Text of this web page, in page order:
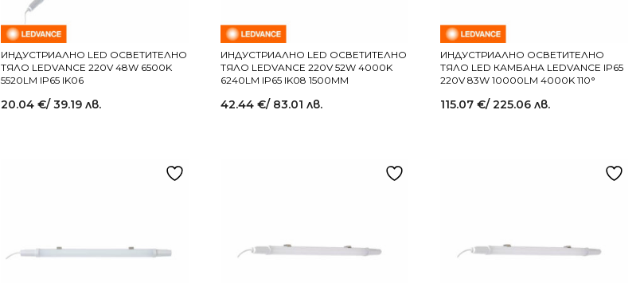
ИНДУСТРИАЛНО LED ОСВЕТИТЕЛНО
ТЯЛО LEDVANCE 220V 48W 6500K
5520LM IP65 IK06
20.04 €/ 39.19 лв.
ИНДУСТРИАЛНО LED ОСВЕТИТЕЛНО
ТЯЛО LEDVANCE 220V 52W 4000K
6240LM IP65 IK08 1500MM
42.44 €/ 83.01 лв.
ИНДУСТРИАЛНО ОСВЕТИТЕЛНО
ТЯЛО LED КАМБАНА LEDVANCE IP65
220V 83W 10000LM 4000K 110°
115.07 €/ 225.06 лв.